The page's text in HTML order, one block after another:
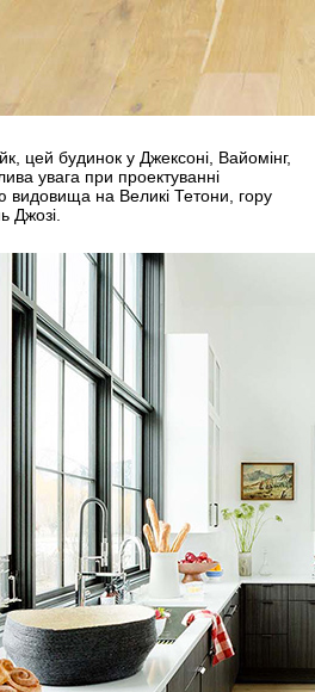
цей будинок у Джексоні, Вайомінг,
увага при проектуванні
видовища на Великі Тетони, гору
Джозі.